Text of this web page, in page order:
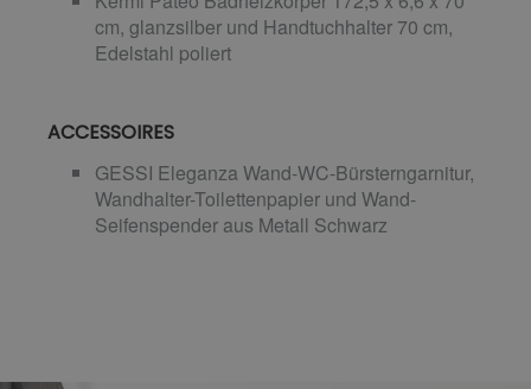
cm, glanzsilber und Handtuchhalter 70 cm,
Edelstahl poliert
ACCESSOIRES
GESSI Eleganza Wand-WC-Bürsterngarnitur,
Wandhalter-Toilettenpapier und Wand-
Seifenspender aus Metall Schwarz